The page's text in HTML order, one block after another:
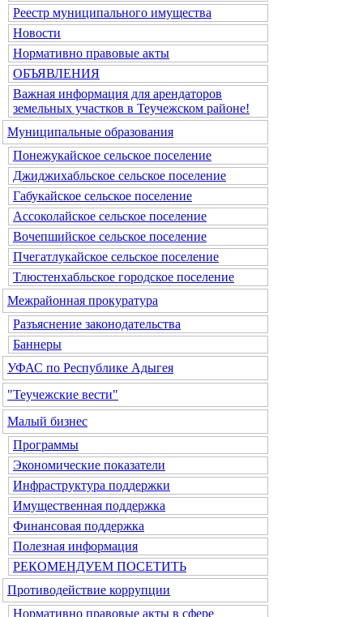
Реестр муниципального имущества
Новости
Нормативно правовые акты
ОБЪЯВЛЕНИЯ
Важная информация для арендаторов
земельных участков в Теучежском районе!
Муниципальные образования
Понежукайское сельское поселение
Джиджихабльское сельское поселение
Габукайское сельское поселение
Ассоколайское сельское поселение
Вочепшийское сельское поселение
Пчегатлукайское сельское поселение
Тлюстенхабльское городское поселение
Межрайонная прокуратура
Разъяснение законодательства
Баннеры
УФАС по Республике Адыгея
"Теучежские вести"
Малый бизнес
Программы
Экономические показатели
Инфраструктура поддержки
Имущественная поддержка
Финансовая поддержка
Полезная информация
РЕКОМЕНДУЕМ ПОСЕТИТЬ
Противодействие коррупции
Нормативно правовые акты в сфере